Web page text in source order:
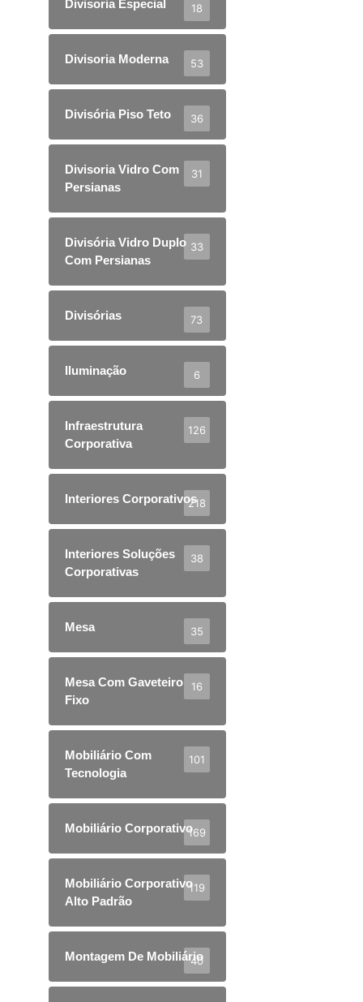
Divisoria Especial 18
Divisoria Moderna 53
Divisória Piso Teto 36
Divisoria Vidro Com
Persianas
31
Divisória Vidro Duplo
Com Persianas
33
Divisórias 73
Iluminação 6
Infraestrutura
Corporativa
126
Interiores Corporativos218
Interiores Soluções
Corporativas
38
Mesa 35
Mesa Com Gaveteiro
Fixo
16
Mobiliário Com
Tecnologia
101
Mobiliário Corporativo169
Mobiliário Corporativo
Alto Padrão
119
Montagem De Mobiliário
40